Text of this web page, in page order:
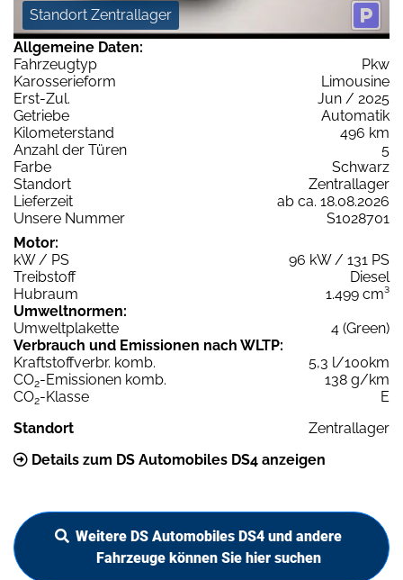
Standort Zentrallager
Allgemeine Daten:
Fahrzeugtyp
Pkw
Karosserieform
Limousine
Erst-Zul.
Jun / 2025
Getriebe
Automatik
Kilometerstand
496 km
Anzahl der Türen
5
Farbe
Schwarz
Standort
Zentrallager
Lieferzeit
ab ca. 18.08.2026
Unsere Nummer
S1028701
Motor:
kW / PS
96 kW / 131 PS
Treibstoff
Diesel
Hubraum
1.499 cm³
Umweltnormen:
Umweltplakette
4 (Green)
Verbrauch und Emissionen nach WLTP:
Kraftstoffverbr. komb.
5,3 l/100km
CO2-Emissionen komb.
138 g/km
CO2-Klasse
E
Standort
Zentrallager
Details zum DS Automobiles DS4 anzeigen
Weitere DS Automobiles DS4 und andere
Fahrzeuge können Sie hier suchen